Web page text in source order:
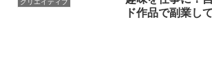
クリエイティブ
ド作品で副業し